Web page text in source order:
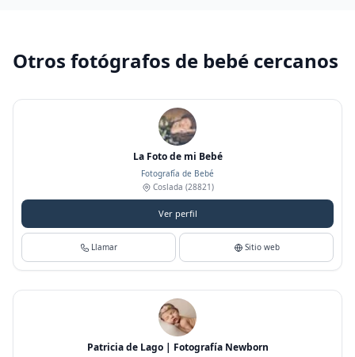
Otros fotógrafos de bebé cercanos
La Foto de mi Bebé
Fotografía de Bebé
Coslada (28821)
Ver perfil
Llamar Sitio web
Patricia de Lago | Fotografía Newborn